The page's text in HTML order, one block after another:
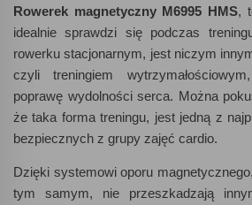
Rowerek magnetyczny M6995 HMS,
idealnie sprawdzi się podczas
rowerku stacjonarnym, jest niczym
czyli treningiem
poprawę wydolności serca. Można
że taka forma treningu, jest jedną z
bezpiecznych z grupy zajęć cardio.
Dzięki systemowi oporu
tym samym, nie przeszkadzają